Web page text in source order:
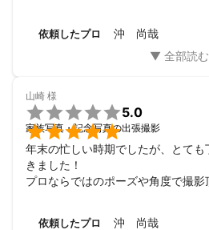
依頼したプロ 沖 尚哉
山崎 様


5.0
家族写真・記念写真の出張撮影
年末の忙しい時期でしたが、とて
きました！
プロならではのポーズや角度で撮影
依頼したプロ 沖 尚哉